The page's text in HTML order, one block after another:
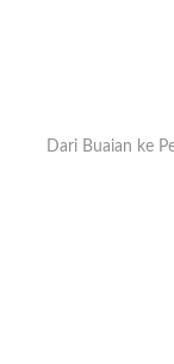
Dari Buaian ke